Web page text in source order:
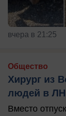
вчера в 21:25
Общество
Хирург из
людей в
Вместо